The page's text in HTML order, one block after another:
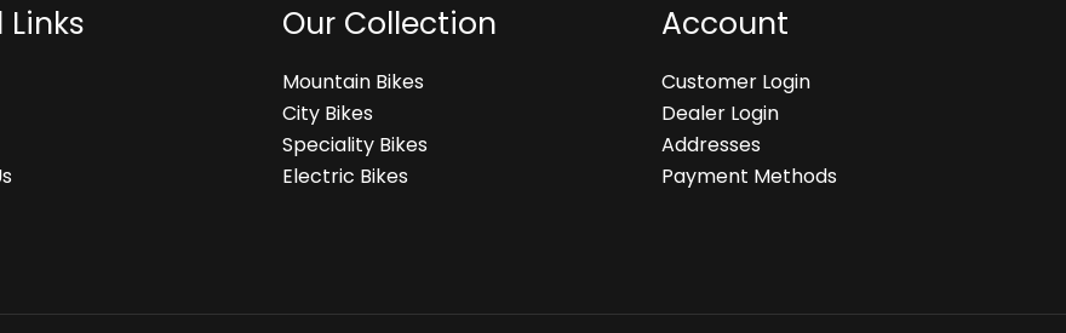
Links Our Collection
Mountain Bikes
City Bikes
Speciality Bikes
Electric Bikes
Account
Customer Login
Dealer Login
Addresses
Payment Methods